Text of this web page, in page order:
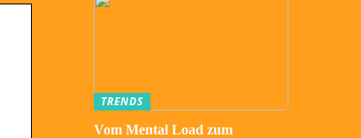
TRENDS
Vom Mental Load zum